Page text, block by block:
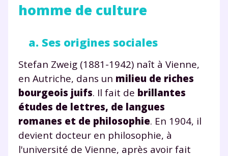
homme de culture
a. Ses origines sociales
Stefan Zweig (1881-1942) naît à Vienne,
en Autriche, dans un milieu de riches
bourgeois juifs. Il fait de brillantes
études de lettres, de langues
romanes et de philosophie. En 1904, il
devient docteur en philosophie, à
l'université de Vienne, après avoir fait